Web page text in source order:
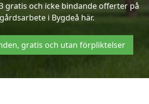
gratis och icke bindande offerter på
i Bygdeå här.
gratis och utan förpliktelser